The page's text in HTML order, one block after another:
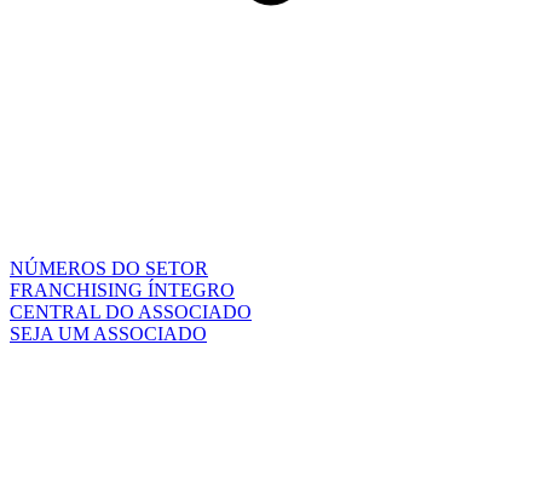
NÚMEROS DO SETOR
FRANCHISING ÍNTEGRO
CENTRAL DO ASSOCIADO
SEJA UM ASSOCIADO